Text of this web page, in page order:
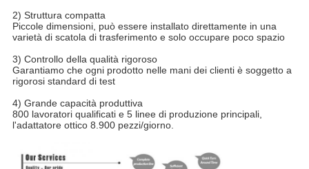
2) Struttura compatta
Piccole dimensioni, può essere installato direttamente in una
varietà di scatola di trasferimento e solo occupare poco spazio
3) Controllo della qualità rigoroso
Garantiamo che ogni prodotto nelle mani dei clienti è soggetto a
rigorosi standard di test
4) Grande capacità produttiva
800 lavoratori qualificati e 5 linee di produzione principali,
l'adattatore ottico 8.900 pezzi/giorno.